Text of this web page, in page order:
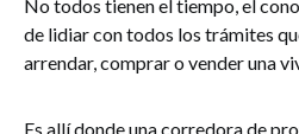
No todos tienen el tiempo, el
de lidiar con todos los trámites
arrendar, comprar o vender una
Es allí donde una corredora de